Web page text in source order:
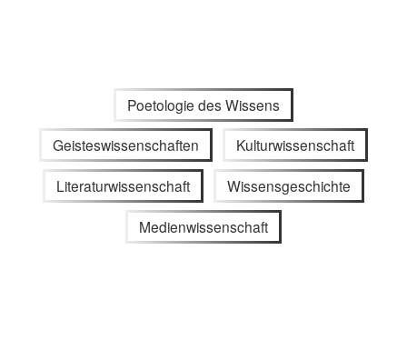
Poetologie des Wissens
Geisteswissenschaften Kulturwissenschaft
Literaturwissenschaft Wissensgeschichte
Medienwissenschaft